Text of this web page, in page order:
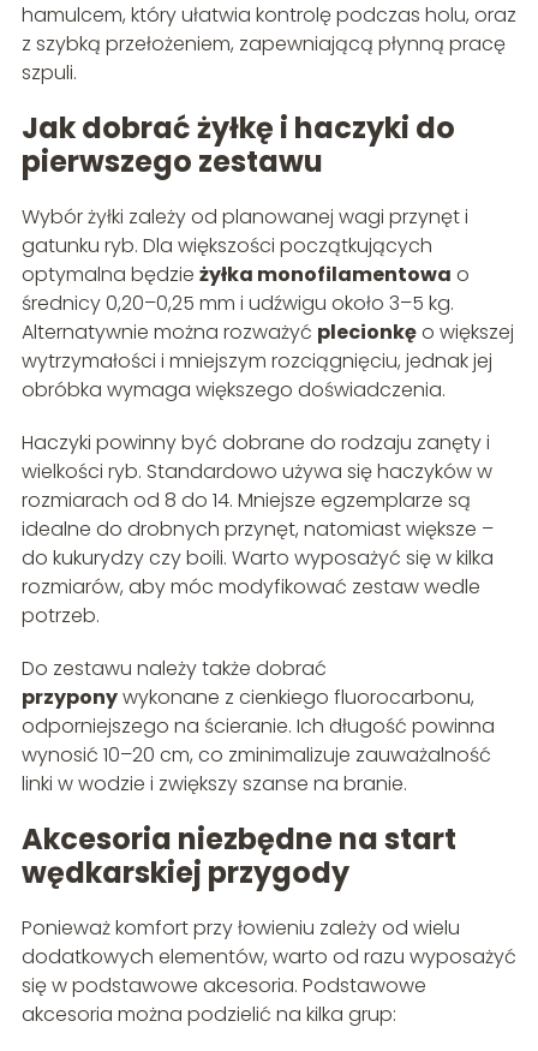
hamulcem, który ułatwia kontrolę podczas holu, oraz
z szybką przełożeniem, zapewniającą płynną pracę
szpuli.
Jak dobrać żyłkę i haczyki do
pierwszego zestawu
Wybór żyłki zależy od planowanej wagi przynęt i
gatunku ryb. Dla większości początkujących
optymalna będzie żyłka monofilamentowa o
średnicy 0,20–0,25 mm i udźwigu około 3–5 kg.
Alternatywnie można rozważyć plecionkęo większej
wytrzymałości i mniejszym rozciągnięciu, jednak jej
obróbka wymaga większego doświadczenia.
Haczyki powinny być dobrane do rodzaju zanęty i
wielkości ryb. Standardowo używa się haczyków w
rozmiarach od 8 do 14. Mniejsze egzemplarze są
idealne do drobnych przynęt, natomiast większe –
do kukurydzy czy boili. Warto wyposażyć się w kilka
rozmiarów, aby móc modyfikować zestaw wedle
potrzeb.
Do zestawu należy także dobrać
przyponywykonane z cienkiego fluorocarbonu,
odporniejszego na ścieranie. Ich długość powinna
wynosić 10–20 cm, co zminimalizuje zauważalność
linki w wodzie i zwiększy szanse na branie.
Akcesoria niezbędne na start
wędkarskiej przygody
Ponieważ komfort przy łowieniu zależy od wielu
dodatkowych elementów, warto od razu wyposażyć
się w podstawowe akcesoria. Podstawowe
akcesoria można podzielić na kilka grup: